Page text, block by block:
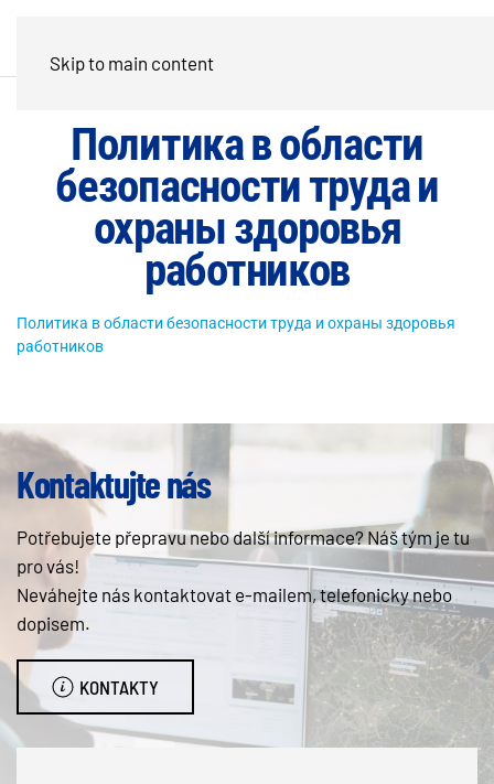
Skip to main content
Политика в области
безопасности труда и
охраны здоровья
работников
Политика в области безопасности труда и охраны здоровья
работников
Kontaktujte nás
Potřebujete přepravu nebo další informace? Náš tým je tu
pro vás!
Neváhejte nás kontaktovat e-mailem, telefonicky nebo
dopisem.
KONTAKTY